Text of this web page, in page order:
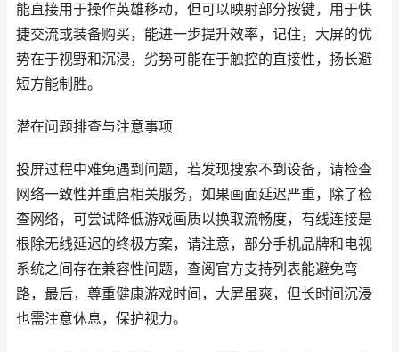
能直接用于操作英雄移动，但可以映射部分按键，用于快
捷交流或装备购买，能进一步提升效率，记住，大屏的优
势在于视野和沉浸，劣势可能在于触控的直接性，扬长避
短方能制胜。
潜在问题排查与注意事项
投屏过程中难免遇到问题，若发现搜索不到设备，请检查
网络一致性并重启相关服务，如果画面延迟严重，除了检
查网络，可尝试降低游戏画质以换取流畅度，有线连接是
根除无线延迟的终极方案，请注意，部分手机品牌和电视
系统之间存在兼容性问题，查阅官方支持列表能避免弯
路，最后，尊重健康游戏时间，大屏虽爽，但长时间沉浸
也需注意休息，保护视力。